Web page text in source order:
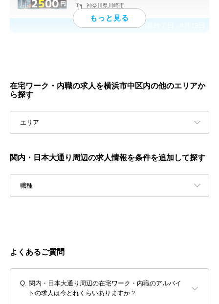
神奈川県川崎市
応募終了日：
在宅ワーク・内職の求人を横浜市中区内の他のエリアか
ら探す
エリア
関内・日本大通り周辺の求人情報を条件を追加して探す
職種
よくあるご質問
関内・日本大通り周辺の在宅ワーク・内職のアルバイ
トの求人は今どれくらいありますか？